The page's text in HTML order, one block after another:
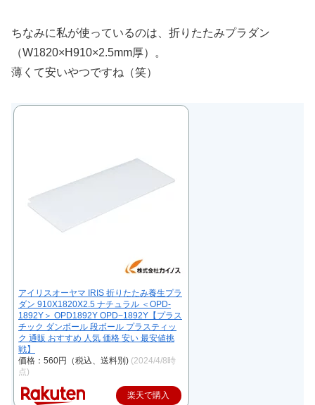
ちなみに私が使っているのは、折りたたみプラダン
（W1820×H910×2.5mm厚）。
薄くて安いやつですね（笑）
アイリスオーヤマ IRIS 折りたたみ養生プラ
ダン 910X1820X2.5 ナチュラル ＜OPD-
1892Y＞ OPD1892Y OPD−1892Y【プラス
チック ダンボール 段ボール プラスティッ
ク 通販 おすすめ 人気 価格 安い 最安値挑
戦】
価格：560円（税込、送料別) (2024/4/8時
点)
楽天で購入